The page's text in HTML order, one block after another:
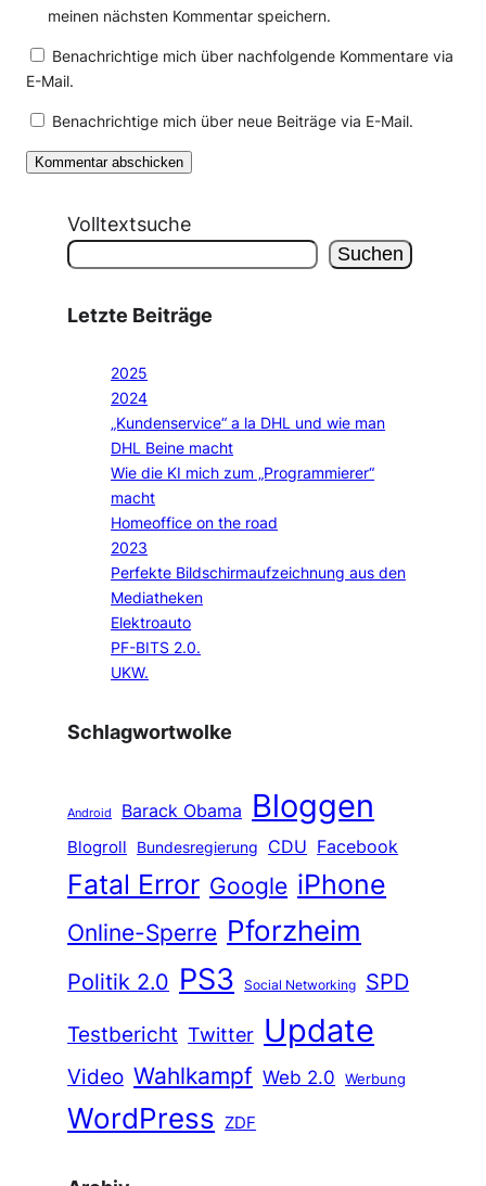
meinen nächsten Kommentar speichern.
Benachrichtige mich über nachfolgende Kommentare via
E-Mail.
Benachrichtige mich über neue Beiträge via E-Mail.
Volltextsuche
Suchen
Letzte Beiträge
2025
2024
„Kundenservice“ a la DHL und wie man
DHL Beine macht
Wie die KI mich zum „Programmierer“
macht
Homeoffice on the road
2023
Perfekte Bildschirmaufzeichnung aus den
Mediatheken
Elektroauto
PF-BITS 2.0.
UKW.
Schlagwortwolke
Android Barack Obama Bloggen
Blogroll Bundesregierung CDU Facebook
Fatal Error Google iPhone
Online-Sperre Pforzheim
Politik 2.0 PS3 Social Networking
SPD
Testbericht Twitter Update
Video Wahlkampf Web 2.0 Werbung
WordPress ZDF